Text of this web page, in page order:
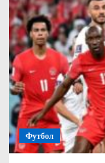
дал
прогноз
на
все
матчи
1/8
ЧМ-
Футбол